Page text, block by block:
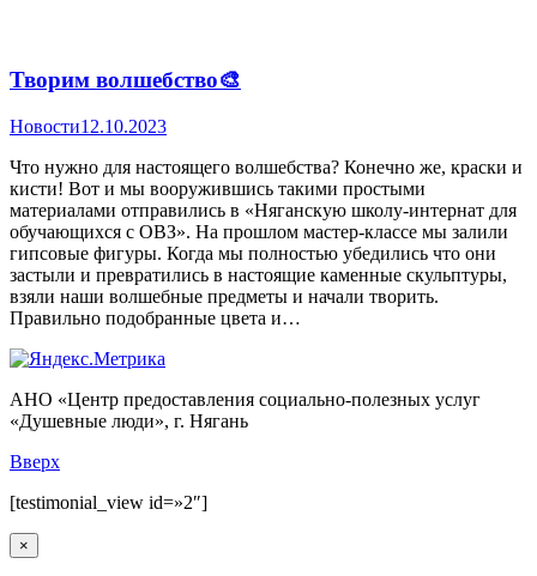
Творим волшебство🎨
Новости12.10.2023
Что нужно для настоящего волшебства? Конечно же, краски и
кисти! Вот и мы вооружившись такими простыми
материалами отправились в «Няганскую школу-интернат для
обучающихся с ОВЗ». На прошлом мастер-классе мы залили
гипсовые фигуры. Когда мы полностью убедились что они
застыли и превратились в настоящие каменные скульптуры,
взяли наши волшебные предметы и начали творить.
Правильно подобранные цвета и…
АНО «Центр предоставления социально-полезных услуг
«Душевные люди», г. Нягань
Вверх
[testimonial_view id=»2″]
×